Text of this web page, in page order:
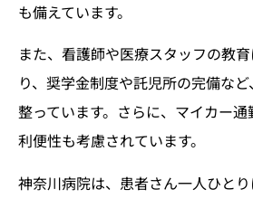
も備えています。
また、看護師や医療スタッフの教
り、奨学金制度や託児所の完備な
整っています。さらに、マイカー
利便性も考慮されています。
神奈川病院は、患者さん一人ひと